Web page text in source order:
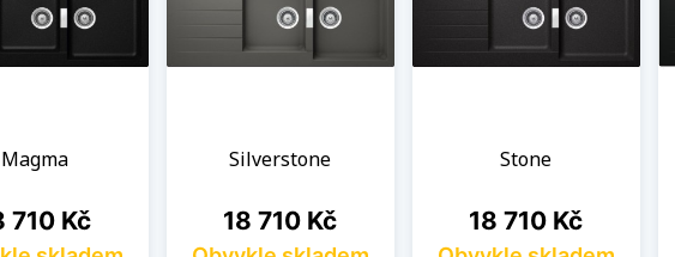
Magma
710 Kč
Silverstone
Cena
18 710 Kč
Stone
Cena
18 710 Kč